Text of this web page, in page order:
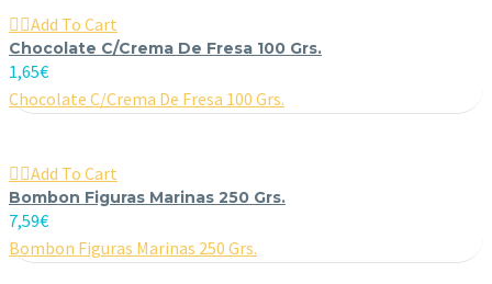
Add To Cart
Chocolate C/Crema De Fresa 100 Grs.
1,65€
Chocolate C/Crema De Fresa 100 Grs.
Add To Cart
Bombon Figuras Marinas 250 Grs.
7,59€
Bombon Figuras Marinas 250 Grs.